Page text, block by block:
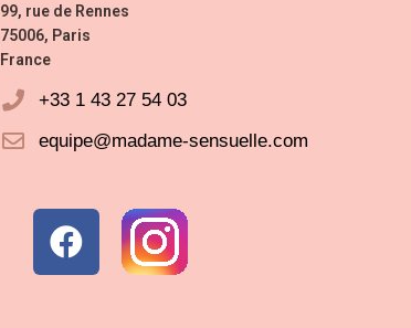
99, rue de Rennes
75006, Paris
France
+33 1 43 27 54 03
equipe@madame-sensuelle.com